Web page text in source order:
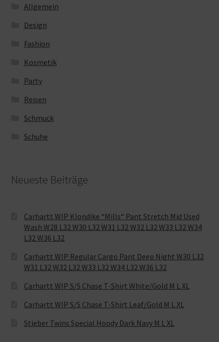
Allgemein
Design
Fashion
Kosmetik
Party
Reisen
Schmuck
Schuhe
Neueste Beiträge
Carhartt WIP Klondike “Mills“ Pant Stretch Mid Used
Wash W28 L32 W30 L32 W31 L32 W32 L32 W33 L32 W34
L32 W36 L32
Carhartt WIP Regular Cargo Pant Deep Night W30 L32
W31 L32 W32 L32 W33 L32 W34 L32 W36 L32
Carhartt WIP S/S Chase T-Shirt White/Gold M L XL
Carhartt WIP S/S Chase T-Shirt Leaf/Gold M L XL
Stieber Twins Special Hoody Dark Navy M L XL